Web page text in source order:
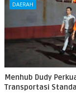
DAERAH
Menhub Dudy
Transportasi